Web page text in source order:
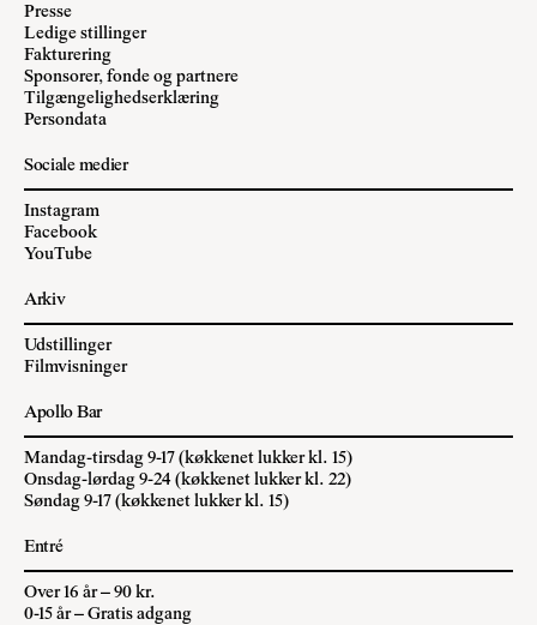
Presse
Ledige stillinger
Fakturering
Sponsorer, fonde og partnere
Tilgængelighedserklæring
Persondata
Sociale medier
Instagram
Facebook
YouTube
Arkiv
Udstillinger
Filmvisninger
Apollo Bar
Mandag-tirsdag 9-17 (køkkenet lukker kl. 15)
Onsdag-lørdag 9-24 (køkkenet lukker kl. 22)
Søndag 9-17 (køkkenet lukker kl. 15)
Entré
Over 16 år – 90 kr.
0-15 år – Gratis adgang